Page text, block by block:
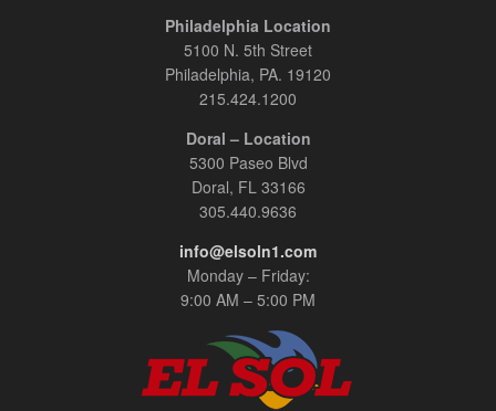
Philadelphia Location
5100 N. 5th Street
Philadelphia, PA. 19120
215.424.1200
Doral – Location
5300 Paseo Blvd
Doral, FL 33166
305.440.9636
info@elsoln1.com
Monday – Friday:
9:00 AM – 5:00 PM